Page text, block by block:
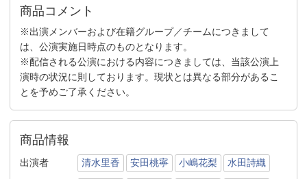
商品コメント
※出演メンバーおよび在籍グループ／チームにつきまして
は、公演実施日時点のものとなります。
※配信される公演における内容につきましては、当該公演上
演時の状況に則しております。現状とは異なる部分があるこ
とを予めご了承ください。
商品情報
出演者 清水里香 安田桃寧 小嶋花梨 水田詩織